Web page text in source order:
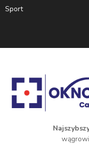
Sport